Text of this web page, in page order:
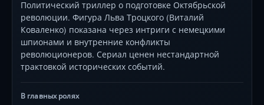
Политический триллер о подготовке Октябрьской
революции. Фигура Льва Троцкого (Виталий
Коваленко) показана через интриги с немецкими
шпионами и внутренние конфликты
революционеров. Сериал ценен нестандартной
трактовкой исторических событий.
В главных ролях